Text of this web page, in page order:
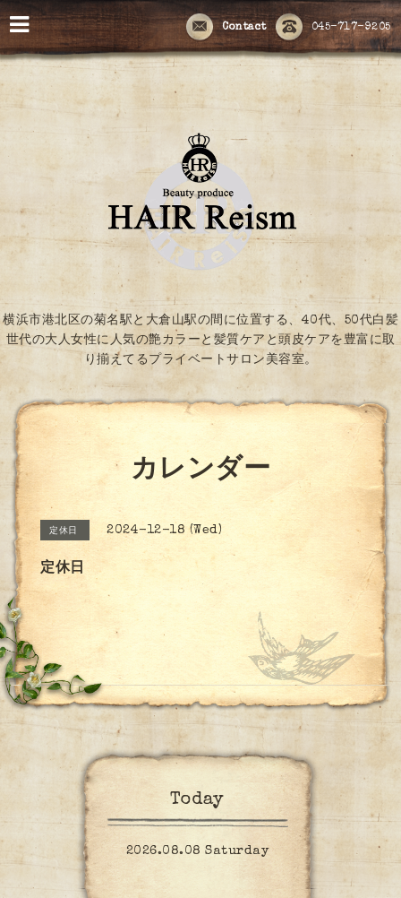
045-717-9205
Contact
横浜市港北区の菊名駅と大倉山駅の間に位置する、40代、50代白髪
世代の大人女性に人気の艶カラーと髪質ケアと頭皮ケアを豊富に取
り揃えてるプライベートサロン美容室。
カレンダー
定休日 2024-12-18 (Wed)
定休日
Today
2026.08.08 Saturday